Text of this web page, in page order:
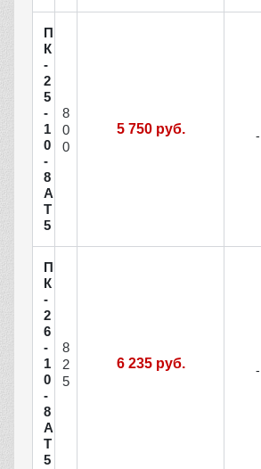
П
К
-
2
5
-
1
0
-
8
А
Т
5
8
0
0
5 750 руб.
П
К
-
2
6
-
1
0
-
8
А
Т
5
8
2
5
6 235 руб.